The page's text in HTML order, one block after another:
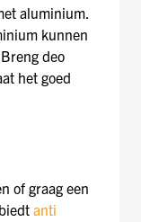
aluminium.
kunnen
deo
het goed
of graag een
anti